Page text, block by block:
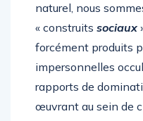
naturel, nous
« construits sociaux
forcément produits
impersonnelles
rapports de
œuvrant au sein de